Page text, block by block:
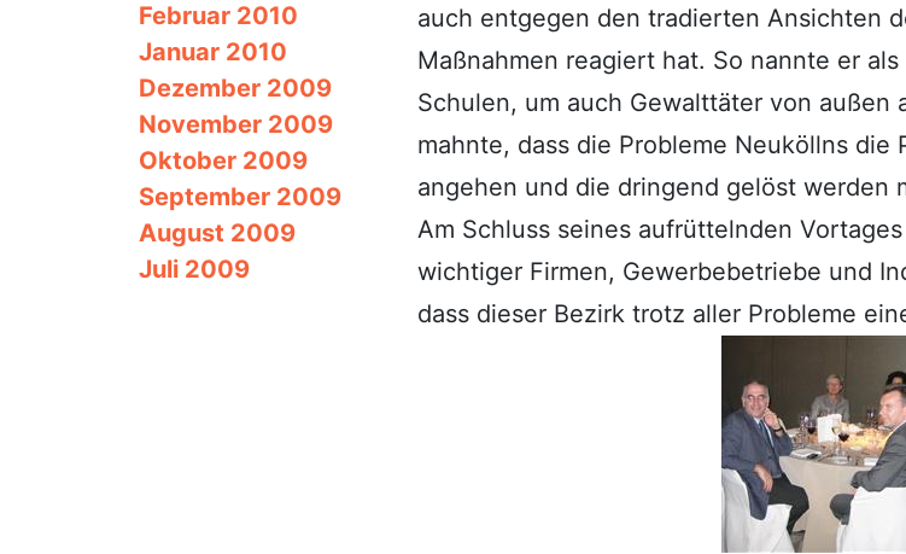
Februar 2010
Januar 2010
Dezember 2009
November 2009
Oktober 2009
September 2009
August 2009
Juli 2009
auch entgegen den tradierten Ansichten
Maßnahmen reagiert hat. So nannte er
Schulen, um auch Gewalttäter von
mahnte, dass die Probleme Neuköllns
angehen und die dringend gelöst werden
Am Schluss seines aufrüttelnden
wichtiger Firmen, Gewerbebetriebe und
dass dieser Bezirk trotz aller Probleme